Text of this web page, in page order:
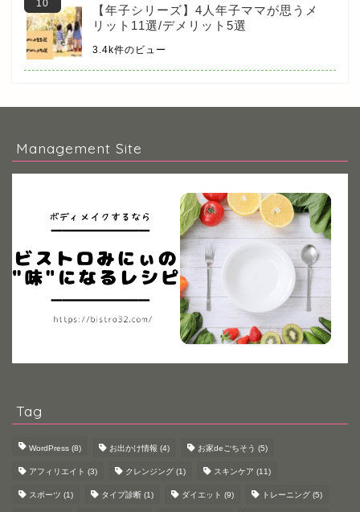
【年子シリーズ】4人年子ママが思うメ
リット11選/デメリット5選
3.4k件のビュー
Management Site
Tag
WordPress (8) お出かけ情報 (4) お家deごちそう (5)
アフィリエイト (3) クレンジング (1) スキンケア (11)
スポーツ (1) タイプ診断 (1) ダイエット (9) トレーニング (5)